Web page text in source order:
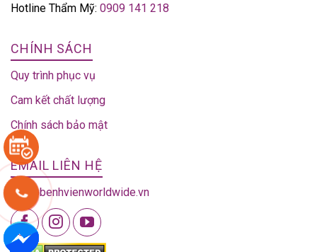
Hotline Thẩm Mỹ: 0909 141 218
CHÍNH SÁCH
Quy trình phục vụ
Cam kết chất lượng
Chính sách bảo mật
EMAIL LIÊN HỆ
info@benhvienworldwide.vn